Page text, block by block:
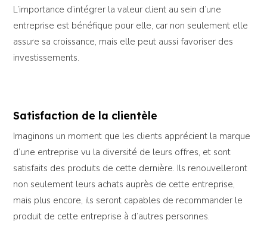
L’importance d’intégrer la valeur client au sein d’une
entreprise est bénéfique pour elle, car non seulement elle
assure sa croissance, mais elle peut aussi favoriser des
investissements.
Satisfaction de la clientèle
Imaginons un moment que les clients apprécient la marque
d’une entreprise vu la diversité de leurs offres, et sont
satisfaits des produits de cette dernière. Ils renouvelleront
non seulement leurs achats auprès de cette entreprise,
mais plus encore, ils seront capables de recommander le
produit de cette entreprise à d’autres personnes.